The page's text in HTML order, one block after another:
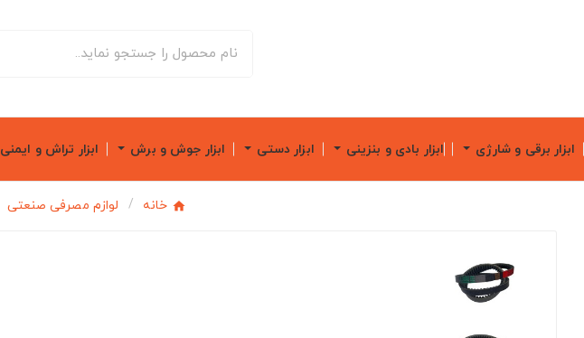
ابزار برقی و شارژی ابزار بادی و بنزینی ابزار دستی ابزار جوش و برش ابزار تراش و ایمنی
خانه لوازم مصرفی صنعتی